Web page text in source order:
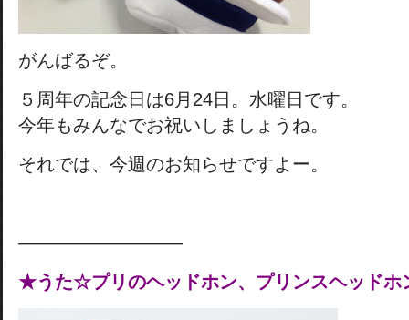
がんばるぞ。
５周年の記念日は6月24日。水曜日です。
今年もみんなでお祝いしましょうね。
それでは、今週のお知らせですよー。
—————————
★うた☆プリのヘッドホン、プリンスヘッドホ